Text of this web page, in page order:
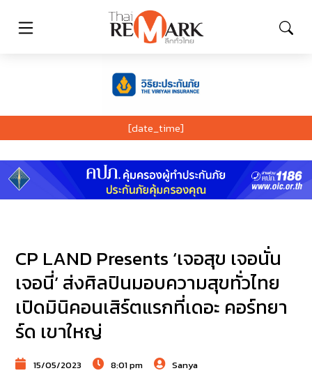
[date_time]
CP LAND Presents ‘เจอสุข เจอนั่น
เจอนี่’ ส่งศิลปินมอบความสุขทั่วไทย
เปิดมินิคอนเสิร์ตแรกที่เดอะ คอร์ทยา
ร์ด เขาใหญ่
15/05/2023 8:01 pm Sanya